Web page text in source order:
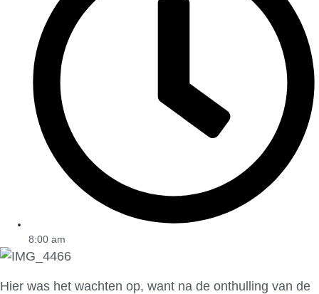
8:00 am
Hier was het wachten op, want na de onthulling van de